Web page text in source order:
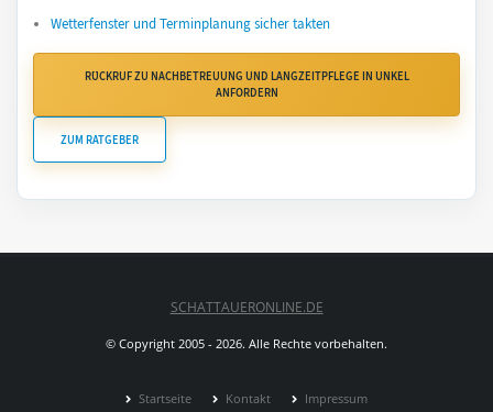
Wetterfenster und Terminplanung sicher takten
RÜCKRUF ZU NACHBETREUUNG UND LANGZEITPFLEGE IN UNKEL
ANFORDERN
ZUM RATGEBER
SCHATTAUERONLINE.DE
© Copyright 2005 - 2026. Alle Rechte vorbehalten.
Startseite Kontakt Impressum